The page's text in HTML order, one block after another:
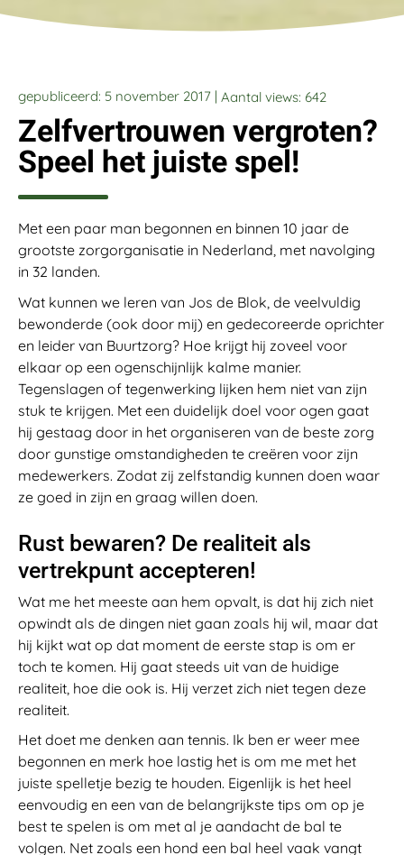
gepubliceerd: 5 november 2017 | Aantal views: 642
Zelfvertrouwen vergroten?
Speel het juiste spel!
Met een paar man begonnen en binnen 10 jaar de
grootste zorgorganisatie in Nederland, met navolging
in 32 landen.
Wat kunnen we leren van Jos de Blok, de veelvuldig
bewonderde (ook door mij) en gedecoreerde oprichter
en leider van Buurtzorg? Hoe krijgt hij zoveel voor
elkaar op een ogenschijnlijk kalme manier.
Tegenslagen of tegenwerking lijken hem niet van zijn
stuk te krijgen. Met een duidelijk doel voor ogen gaat
hij gestaag door in het organiseren van de beste zorg
door gunstige omstandigheden te creëren voor zijn
medewerkers. Zodat zij zelfstandig kunnen doen waar
ze goed in zijn en graag willen doen.
Rust bewaren? De realiteit als
vertrekpunt accepteren!
Wat me het meeste aan hem opvalt, is dat hij zich niet
opwindt als de dingen niet gaan zoals hij wil, maar dat
hij kijkt wat op dat moment de eerste stap is om er
toch te komen. Hij gaat steeds uit van de huidige
realiteit, hoe die ook is. Hij verzet zich niet tegen deze
realiteit.
Het doet me denken aan tennis. Ik ben er weer mee
begonnen en merk hoe lastig het is om me met het
juiste spelletje bezig te houden. Eigenlijk is het heel
eenvoudig en een van de belangrijkste tips om op je
best te spelen is om met al je aandacht de bal te
volgen. Net zoals een hond een bal heel vaak vangt